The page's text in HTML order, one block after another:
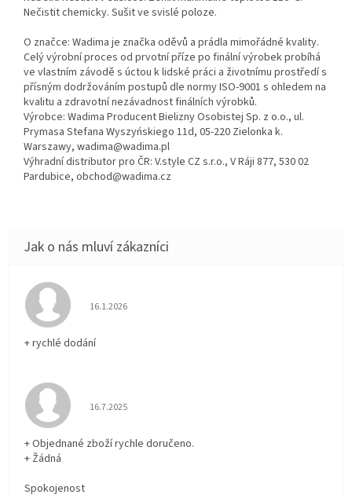
Nečistit chemicky. Sušit ve svislé poloze.
O značce: Wadima je značka oděvů a prádla mimořádné kvality.
Celý výrobní proces od prvotní příze po finální výrobek probíhá
ve vlastním závodě s úctou k lidské práci a životnímu prostředí s
přísným dodržováním postupů dle normy ISO-9001 s ohledem na
kvalitu a zdravotní nezávadnost finálních výrobků.
Výrobce: Wadima Producent Bielizny Osobistej Sp. z o.o., ul.
Prymasa Stefana Wyszyńskiego 11d, 05-220 Zielonka k.
Warszawy, wadima@wadima.pl
Výhradní distributor pro ČR: V.style CZ s.r.o., V Ráji 877, 530 02
Pardubice, obchod@wadima.cz
Hodnocení obchodu je 5 z 5 hvězdiček.
16.1.2026
+ rychlé dodání
Hodnocení obchodu je 5 z 5 hvězdiček.
16.7.2025
+ Objednané zboží rychle doručeno.
+ Žádná
Spokojenost